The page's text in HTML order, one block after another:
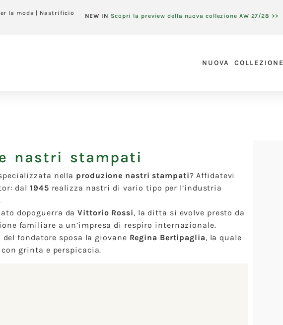
la moda | Nastrificio
NEW IN Scopri la preview della nuova collezione AW 27/28 >>
NUOVA COLLEZIONE
nastri stampati
nella produzione nastri stampati? Affidatevi
dal 1945 realizza nastri di vario tipo per l’industria
dopoguerra daVittorio Rossi, la ditta si evolve presto da
familiare a un’impresa di respiro internazionale.
fondatore sposa la giovane Regina Bertipaglia, la quale
grinta e perspicacia.